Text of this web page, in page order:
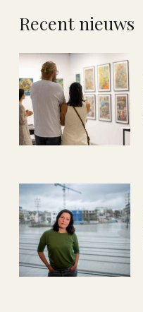
Recent nieuws